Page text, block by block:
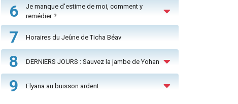
6
Je manque d'estime de moi, comment y
remédier ?
7 Horaires du Jeûne de Ticha Béav
8 DERNIERS JOURS : Sauvez la jambe de Yohan
9 Elyana au buisson ardent